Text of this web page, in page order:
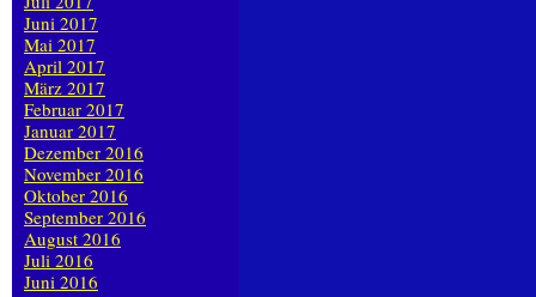
Juni 2017
Mai 2017
April 2017
März 2017
Februar 2017
Januar 2017
Dezember 2016
November 2016
Oktober 2016
September 2016
August 2016
Juli 2016
Juni 2016